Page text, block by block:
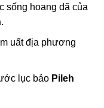
sống hoang dã của
.
uất địa phương
lục bảo Pileh